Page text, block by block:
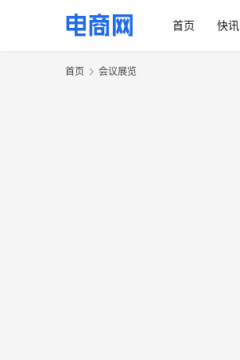
首页 快讯
首页 会议展览